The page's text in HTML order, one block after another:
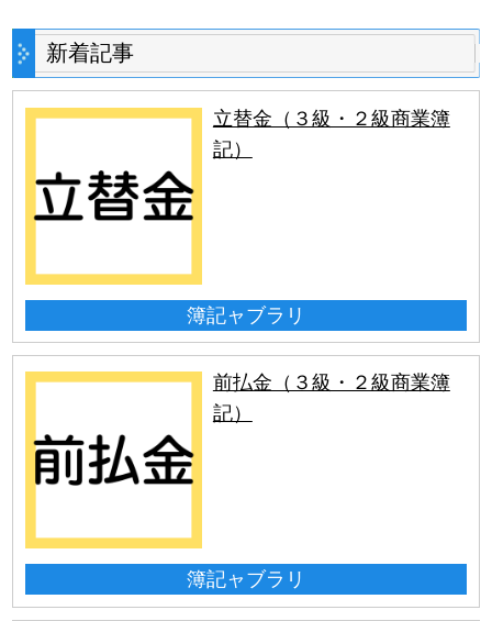
新着記事
立替金（３級・２級商業簿
記）
簿記ャブラリ
前払金（３級・２級商業簿
記）
簿記ャブラリ